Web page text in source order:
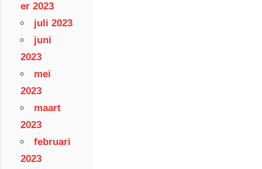
er 2023
juli 2023
juni
2023
mei
2023
maart
2023
februari
2023